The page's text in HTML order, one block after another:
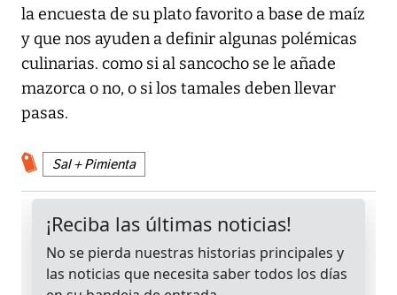
la encuesta de su plato favorito a base de maíz
y que nos ayuden a definir algunas polémicas
culinarias. como si al sancocho se le añade
mazorca o no, o si los tamales deben llevar
pasas.
Sal + Pimienta